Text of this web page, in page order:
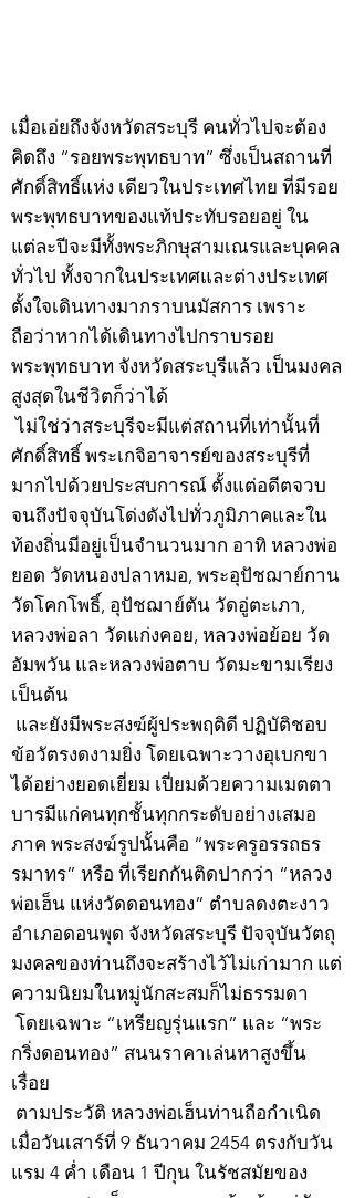
เมื่อเอ่ยถึงจังหวัดสระบุรี คนทั่วไปจะต้อง
คิดถึง “รอยพระพุทธบาท” ซึ่งเป็นสถานที่
ศักดิ์สิทธิ์แห่ง เดียวในประเทศไทย ที่มีรอย
พระพุทธบาทของแท้ประทับรอยอยู่ ใน
แต่ละปีจะมีทั้งพระภิกษุสามเณรและบุคคล
ทั่วไป ทั้งจากในประเทศและต่างประเทศ
ตั้งใจเดินทางมากราบนมัสการ เพราะ
ถือว่าหากได้เดินทางไปกราบรอย
พระพุทธบาท จังหวัดสระบุรีแล้ว เป็นมงคล
สูงสุดในชีวิตก็ว่าได้
ไม่ใช่ว่าสระบุรีจะมีแต่สถานที่เท่านั้นที่
ศักดิ์สิทธิ์ พระเกจิอาจารย์ของสระบุรีที่
มากไปด้วยประสบการณ์ ตั้งแต่อดีตจวบ
จนถึงปัจจุบันโด่งดังไปทั่วภูมิภาคและใน
ท้องถิ่นมีอยู่เป็นจำนวนมาก อาทิ หลวงพ่อ
ยอด วัดหนองปลาหมอ, พระอุปัชฌาย์กาน
วัดโคกโพธิ์, อุปัชฌาย์ตัน วัดอู่ตะเภา,
หลวงพ่อลา วัดแก่งคอย, หลวงพ่อย้อย วัด
อัมพวัน และหลวงพ่อตาบ วัดมะขามเรียง
เป็นต้น
และยังมีพระสงฆ์ผู้ประพฤติดี ปฏิบัติชอบ
ข้อวัตรงดงามยิ่ง โดยเฉพาะวางอุเบกขา
ได้อย่างยอดเยี่ยม เปี่ยมด้วยความเมตตา
บารมีแก่คนทุกชั้นทุกกระดับอย่างเสมอ
ภาค พระสงฆ์รูปนั้นคือ “พระครูอรรถธร
รมาทร” หรือ ที่เรียกกันติดปากว่า “หลวง
พ่อเฮ็น แห่งวัดดอนทอง” ตำบลดงตะงาว
อำเภอดอนพุด จังหวัดสระบุรี ปัจจุบันวัตถุ
มงคลของท่านถึงจะสร้างไว้ไม่เก่ามาก แต่
ความนิยมในหมู่นักสะสมก็ไม่ธรรมดา
โดยเฉพาะ “เหรียญรุ่นแรก” และ “พระ
กริ่งดอนทอง” สนนราคาเล่นหาสูงขึ้น
เรื่อย
ตามประวัติ หลวงพ่อเฮ็นท่านถือกำเนิด
เมื่อวันเสาร์ที่ 9 ธันวาคม 2454 ตรงกับวัน
แรม 4 ค่ำ เดือน 1 ปีกุน ในรัชสมัยของ